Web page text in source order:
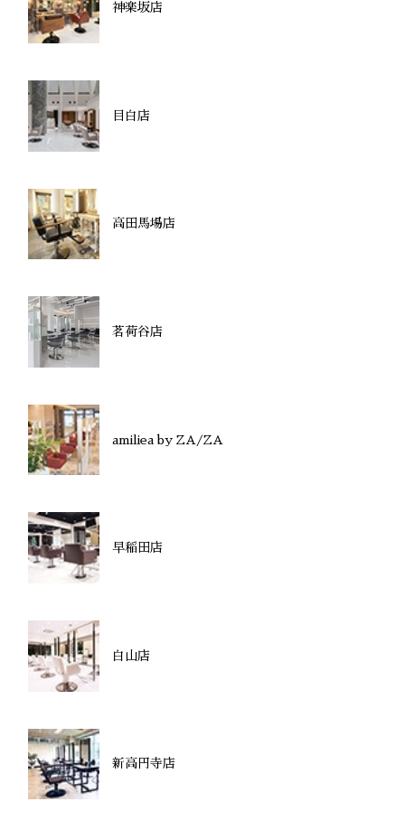
神楽坂店
目白店
高田馬場店
茗荷谷店
amiliea by ZA/ZA
早稲田店
白山店
新高円寺店